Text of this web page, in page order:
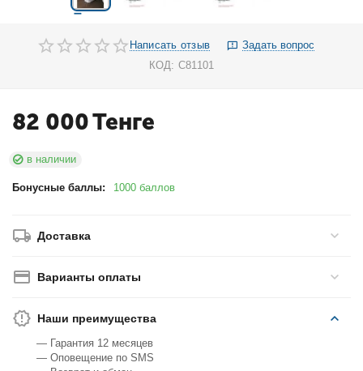
Написать отзыв
Задать вопрос
КОД: C81101
82 000Тенге
в наличии
Бонусные баллы: 1000 баллов
Доставка
Варианты оплаты
Наши преимущества
— Гарантия 12 месяцев
— Оповещение по SMS